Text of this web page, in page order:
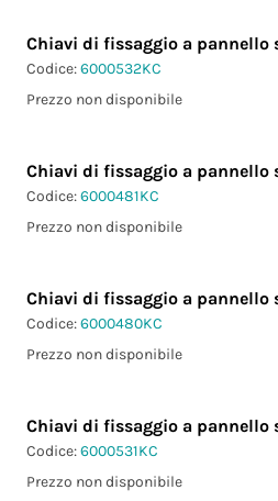
Chiavi di fissaggio a pannello
Codice:6000532KC
Prezzo non disponibile
Chiavi di fissaggio a pannello
Codice:6000481KC
Prezzo non disponibile
Chiavi di fissaggio a pannello
Codice:6000480KC
Prezzo non disponibile
Chiavi di fissaggio a pannello
Codice:6000531KC
Prezzo non disponibile